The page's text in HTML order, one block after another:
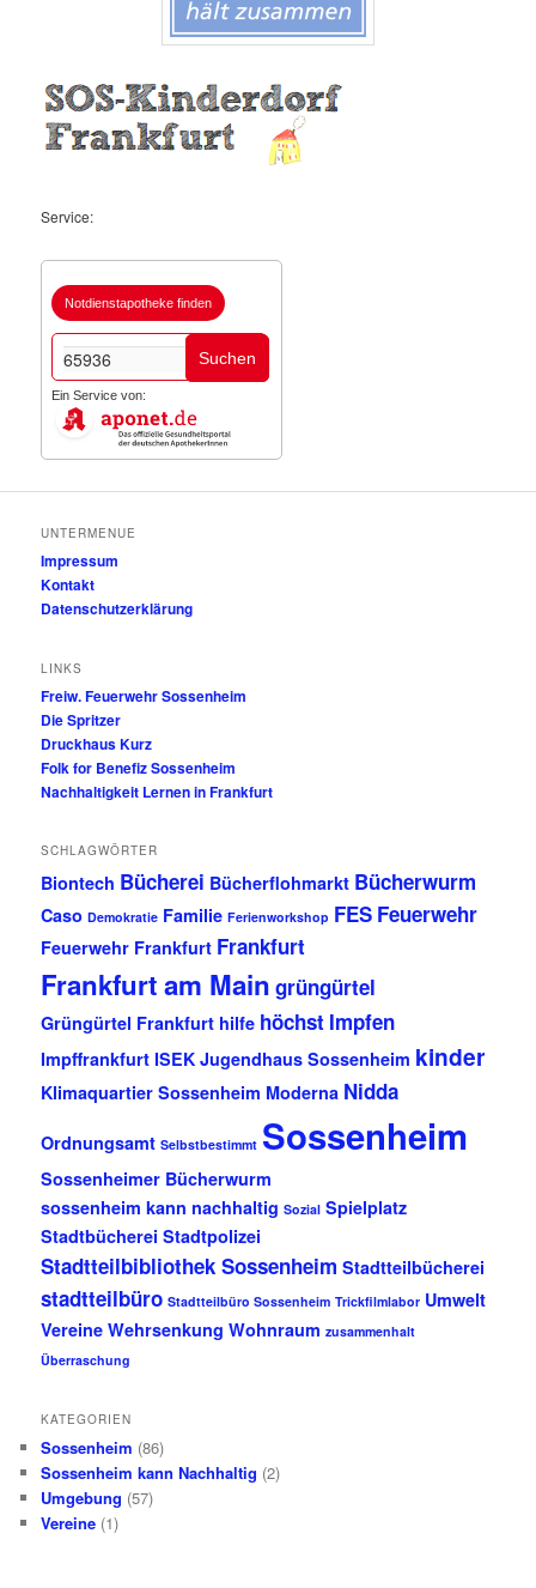
Service:
Notdienstapotheke finden
Suchen
Ein Service von:
UNTERMENUE
Impressum
Kontakt
Datenschutzerklärung
LINKS
Freiw. Feuerwehr Sossenheim
Die Spritzer
Druckhaus Kurz
Folk for Benefiz Sossenheim
Nachhaltigkeit Lernen in Frankfurt
SCHLAGWÖRTER
Biontech Bücherei Bücherflohmarkt Bücherwurm
Caso Demokratie Familie Ferienworkshop FES Feuerwehr
Feuerwehr Frankfurt Frankfurt
Frankfurt am Main grüngürtel
Grüngürtel Frankfurt hilfe höchst Impfen
Impffrankfurt ISEK Jugendhaus Sossenheim kinder
Klimaquartier Sossenheim Moderna Nidda
Ordnungsamt Selbstbestimmt Sossenheim
Sossenheimer Bücherwurm
sossenheim kann nachhaltig Sozial Spielplatz
Stadtbücherei Stadtpolizei
Stadtteilbibliothek Sossenheim Stadtteilbücherei
stadtteilbüro Stadtteilbüro Sossenheim Trickfilmlabor Umwelt
Vereine Wehrsenkung Wohnraum zusammenhalt
Überraschung
KATEGORIEN
Sossenheim (86)
Sossenheim kann Nachhaltig (2)
Umgebung (57)
Vereine (1)